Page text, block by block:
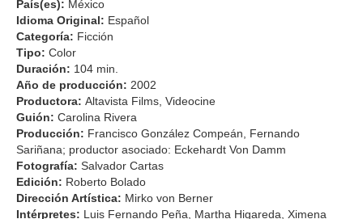
País(es): México
Idioma Original: Español
Categoría: Ficción
Tipo: Color
Duración: 104 min.
Año de producción: 2002
Productora: Altavista Films, Videocine
Guión: Carolina Rivera
Producción: Francisco González Compeán, Fernando
Sariñana; productor asociado: Eckehardt Von Damm
Fotografía: Salvador Cartas
Edición: Roberto Bolado
Dirección Artística: Mirko von Berner
Intérpretes: Luis Fernando Peña, Martha Higareda, Ximena